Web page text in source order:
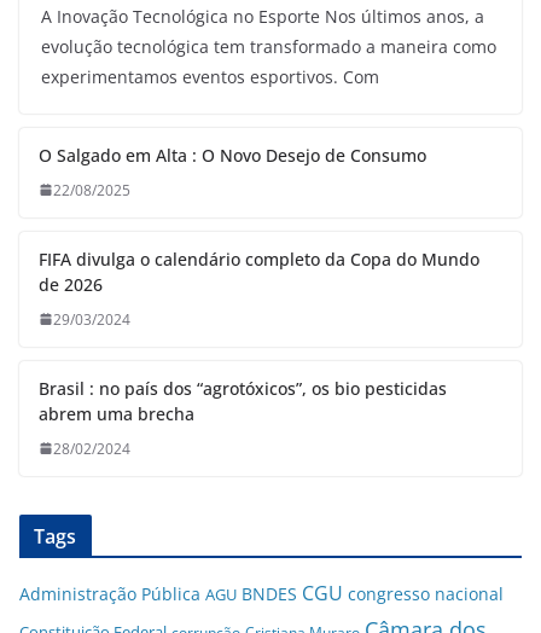
A Inovação Tecnológica no Esporte Nos últimos anos, a
evolução tecnológica tem transformado a maneira como
experimentamos eventos esportivos. Com
O Salgado em Alta : O Novo Desejo de Consumo
22/08/2025
FIFA divulga o calendário completo da Copa do Mundo
de 2026
29/03/2024
Brasil : no país dos “agrotóxicos”, os bio pesticidas
abrem uma brecha
28/02/2024
Tags
Administração Pública AGU BNDES CGU congresso nacional